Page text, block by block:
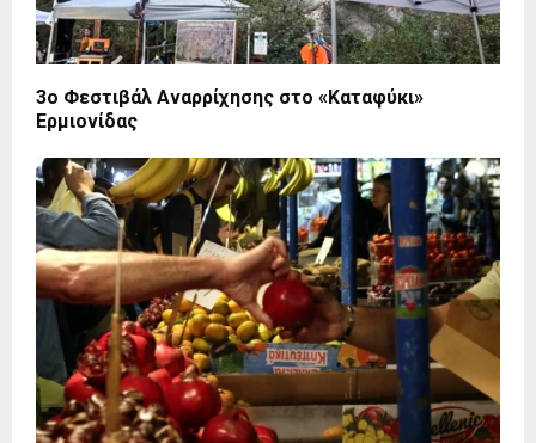
3ο Φεστιβάλ Αναρρίχησης στο «Καταφύκι»
Ερμιονίδας